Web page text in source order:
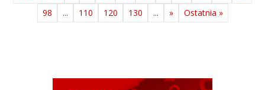
98
... 110 120 130 ... » Ostatnia »